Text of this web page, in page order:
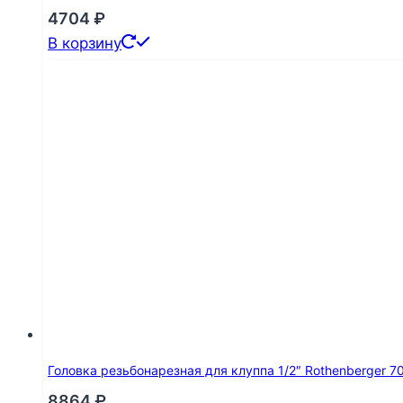
4704 ₽
В корзину
Головка резьбонарезная для клуппа 1/2″ Rothenberger